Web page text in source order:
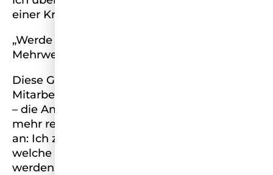
einer Krebsdiagnose vor ähnlichen Fragen:
„Werde ich noch gebraucht? Welchen
Mehrwert habe ich zukünftig?“
Diese Gedanken ähneln dem, was viele
Mitarbeitende im Kontext von AI empfinden
– die Angst, ersetzt zu werden, oder nicht
mehr relevant zu sein. Genau hier setze ich
an: Ich zeige, wie wir Karriere neu denken,
welche Skills zukünftig entscheidend sein
werden – von Resilienz über Empathie bis